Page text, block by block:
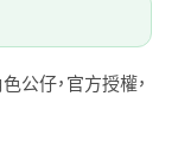
公仔，官方授權，